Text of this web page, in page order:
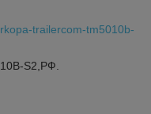
trailercom-tm5010b-
S2,РФ.